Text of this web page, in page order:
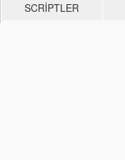
SCRIPTLER